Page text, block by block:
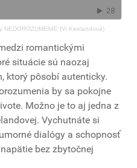
NEDOROZUMENIE (Vi Keelandová)
romantickými
situácie sú naozaj
ktorý pôsobí autenticky.
by sa pokojne
Možno je to aj jedna z
Vychutnáte si
dialógy a schopnosť
bez zbytočnej